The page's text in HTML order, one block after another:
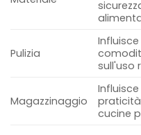
Pulizia
sull'uso
Magazzinaggio
cucine